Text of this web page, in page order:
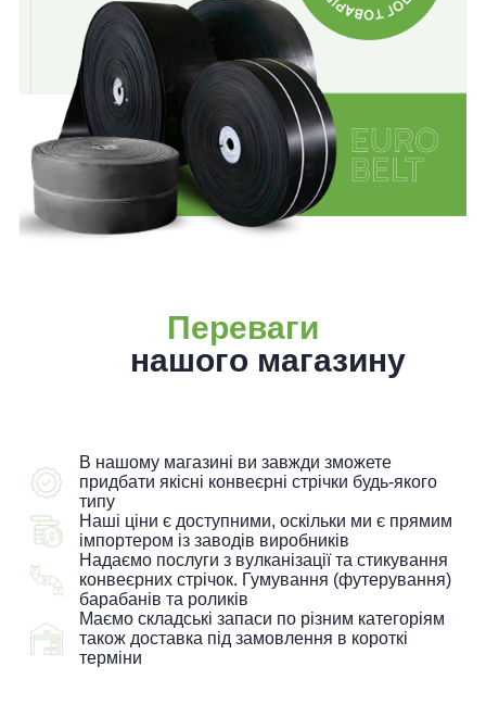
Переваги
нашого магазину
В нашому магазині ви завжди зможете
придбати якісні конвеєрні стрічки будь-якого
типу
Наші ціни є доступними, оскільки ми є прямим
імпортером із заводів виробників
Надаємо послуги з вулканізації та стикування
конвеєрних стрічок. Гумування (футерування)
барабанів та роликів
Маємо складські запаси по різним категоріям
також доставка під замовлення в короткі
терміни